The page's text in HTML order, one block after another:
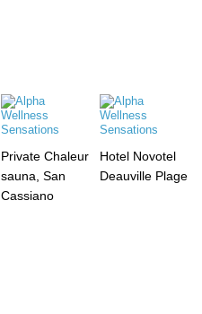
Private Chaleur
sauna, San
Cassiano
Hotel Novotel
Deauville Plage